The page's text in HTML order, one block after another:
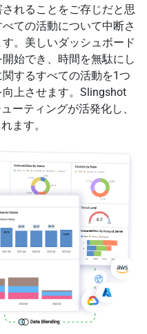
れることをご存じだと思
ての活動について中断さ
。美しいダッシュボード
始でき、時間を無駄にし
するすべての活動を1つ
上させます。Slingshot
ーティングが活発化し、
ます。